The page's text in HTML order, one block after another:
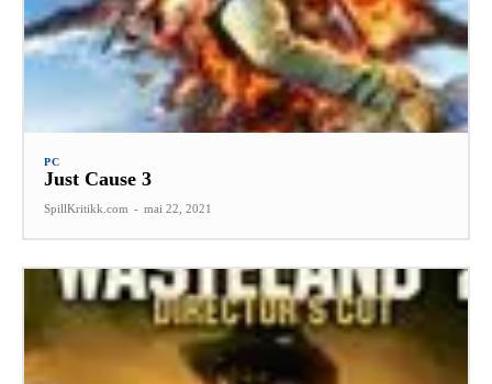
PC
Just Cause 3
SpillKritikk.com - mai 22, 2021